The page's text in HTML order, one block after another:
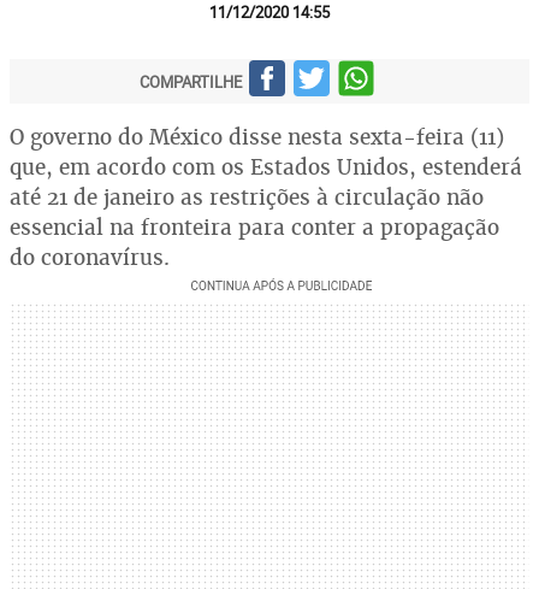
11/12/2020 14:55
COMPARTILHE
O governo do México disse nesta sexta-feira (11)
que, em acordo com os Estados Unidos, estenderá
até 21 de janeiro as restrições à circulação não
essencial na fronteira para conter a propagação
do coronavírus.